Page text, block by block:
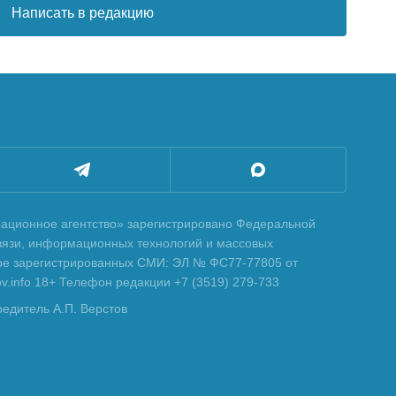
Написать в редакцию
агентство» зарегистрировано Федеральной
информационных технологий и массовых
зарегистрированных СМИ: ЭЛ № ФС77-77805 от
18+ Телефон редакции +7 (3519) 279-733
А.П. Верстов